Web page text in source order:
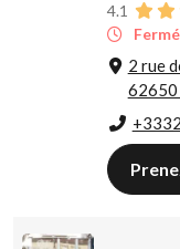
4.1
Fermé
2 rue
62650